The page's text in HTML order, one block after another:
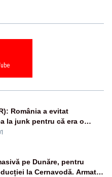
România a evitat
la junk pentru că era o
bănci și fondurile de
pe Dunăre, pentru
la Cernavodă. Armata